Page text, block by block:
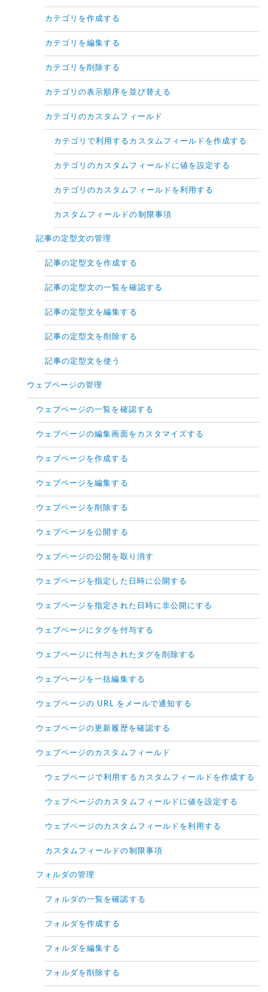
カテゴリを作成する
カテゴリを編集する
カテゴリを削除する
カテゴリの表示順序を並び替える
カテゴリのカスタムフィールド
カテゴリで利用するカスタムフィールドを作成する
カテゴリのカスタムフィールドに値を設定する
カテゴリのカスタムフィールドを利用する
カスタムフィールドの制限事項
記事の定型文の管理
記事の定型文を作成する
記事の定型文の一覧を確認する
記事の定型文を編集する
記事の定型文を削除する
記事の定型文を使う
ウェブページの管理
ウェブページの一覧を確認する
ウェブページの編集画面をカスタマイズする
ウェブページを作成する
ウェブページを編集する
ウェブページを削除する
ウェブページを公開する
ウェブページの公開を取り消す
ウェブページを指定した日時に公開する
ウェブページを指定された日時に非公開にする
ウェブページにタグを付与する
ウェブページに付与されたタグを削除する
ウェブページを一括編集する
ウェブページの URL をメールで通知する
ウェブページの更新履歴を確認する
ウェブページのカスタムフィールド
ウェブページで利用するカスタムフィールドを作成する
ウェブページのカスタムフィールドに値を設定する
ウェブページのカスタムフィールドを利用する
カスタムフィールドの制限事項
フォルダの管理
フォルダの一覧を確認する
フォルダを作成する
フォルダを編集する
フォルダを削除する